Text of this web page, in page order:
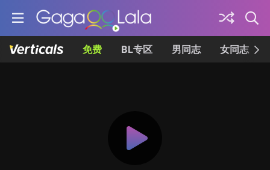
免费 BL专区 男同志 女同志